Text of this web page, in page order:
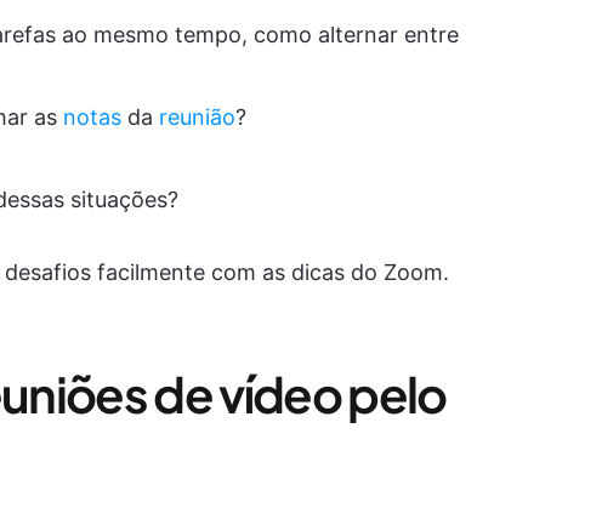
ao mesmo tempo, como alternar entre
as notas da reunião?
situações?
facilmente com as dicas do Zoom.
de vídeo pelo